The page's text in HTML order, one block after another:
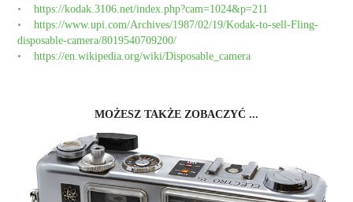
•https://kodak.3106.net/index.php?cam=1024&p=211
•https://www.upi.com/Archives/1987/02/19/Kodak-to-sell-Fling-
disposable-camera/8019540709200/
•https://en.wikipedia.org/wiki/Disposable_camera
MOŻESZ TAKŻE ZOBACZYĆ ...